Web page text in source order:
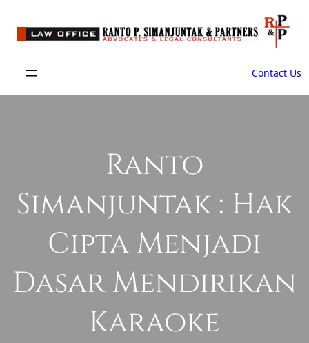
Contact Us
Ranto
Simanjuntak : Hak
Cipta Menjadi
Dasar Mendirikan
Karaoke